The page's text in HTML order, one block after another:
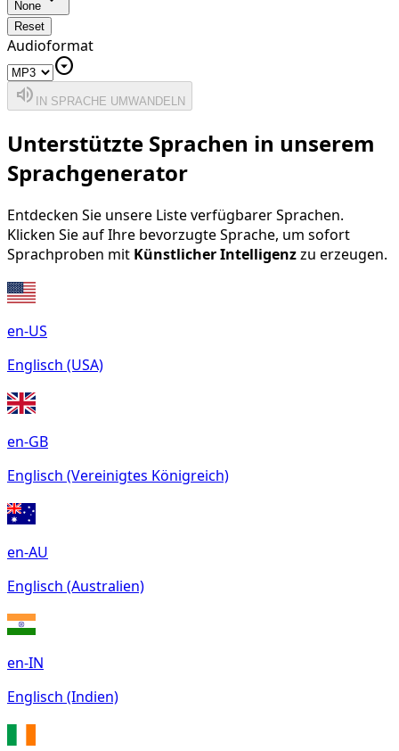
None
Reset
Audioformat
arrow_drop_down_circle
volume_up IN SPRACHE UMWANDELN
Unterstützte Sprachen in unserem
Sprachgenerator
Entdecken Sie unsere Liste verfügbarer Sprachen.
Klicken Sie auf Ihre bevorzugte Sprache, um sofort
Sprachproben mit Künstlicher Intelligenzzu erzeugen.
en-US
Englisch (USA)
en-GB
Englisch (Vereinigtes Königreich)
en-AU
Englisch (Australien)
en-IN
Englisch (Indien)